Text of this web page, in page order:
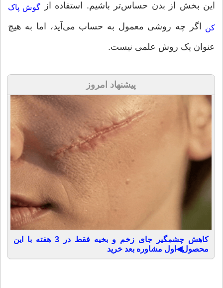
این بخش از بدن حساس‌تر باشیم. استفاده از گوش پاک
کن اگر چه روشی معمول به حساب می‌آید، اما به هیچ
عنوان یک روش علمی نیست.
پیشنهاد امروز
کاهش چشمگیر جای زخم و بخیه فقط در 3 هفته با این
محصول◀اول مشاوره بعد خرید